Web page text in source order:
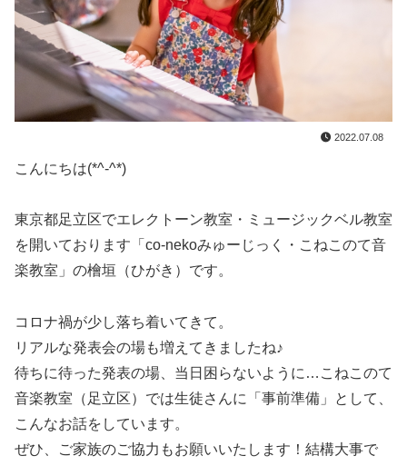
2022.07.08
こんにちは(*^-^*)
東京都足立区でエレクトーン教室・ミュージックベル教室
を開いております「co-nekoみゅーじっく・こねこのて音
楽教室」の檜垣（ひがき）です。
コロナ禍が少し落ち着いてきて。
リアルな発表会の場も増えてきましたね♪
待ちに待った発表の場、当日困らないように…こねこのて
音楽教室（足立区）では生徒さんに「事前準備」として、
こんなお話をしています。
ぜひ、ご家族のご協力もお願いいたします！結構大事で